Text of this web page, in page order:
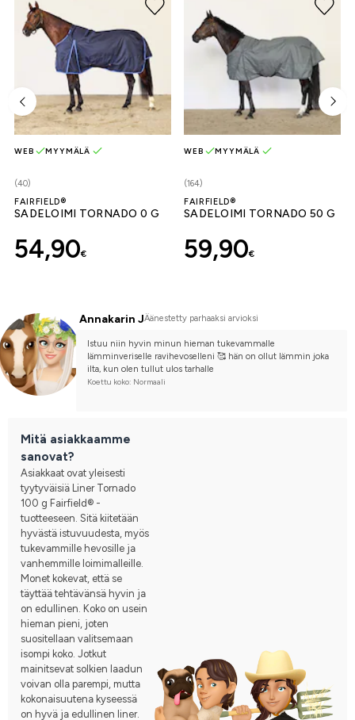
(40)
WEB MYYMÄLÄ
FAIRFIELD®
SADELOIMI TORNADO 0 G
54,90€
(164)
WEB MYYMÄLÄ
FAIRFIELD®
SADELOIMI TORNADO 50 G
59,90€
Annakarin JÄänestetty parhaaksi arvioksi
Istuu niin hyvin minun hieman tukevammalle
lämminveriselle ravihevoselleni 🥰 hän on ollut lämmin joka
ilta, kun olen tullut ulos tarhalle
Koettu koko: Normaali
Mitä asiakkaamme
sanovat?
Asiakkaat ovat yleisesti
tyytyväisiä Liner Tornado
100 g Fairfield® -
tuotteeseen. Sitä kiitetään
hyvästä istuvuudesta, myös
tukevammille hevosille ja
vanhemmille loimimalleille.
Monet kokevat, että se
täyttää tehtävänsä hyvin ja
on edullinen. Koko on usein
hieman pieni, joten
suositellaan valitsemaan
isompi koko. Jotkut
mainitsevat solkien laadun
voivan olla parempi, mutta
kokonaisuutena kyseessä
on hyvä ja edullinen liner.